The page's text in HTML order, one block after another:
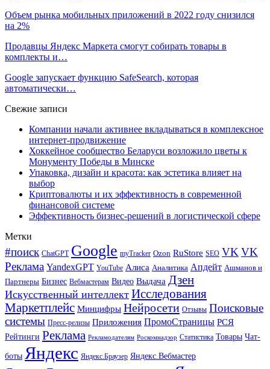
Объем рынка мобильных приложений в 2022 году снизился
на 2%
Продавцы Яндекс Маркета смогут собирать товары в
комплекты и…
Google запускает функцию SafeSearch, которая
автоматически…
Свежие записи
Компании начали активнее вкладываться в комплексное
интернет-продвижение
Хоккейное сообщество Беларуси возложило цветы к
Монументу Победы в Минске
Упаковка, дизайн и красота: как эстетика влияет на
выбор
Криптовалюты и их эффективность в современной
финансовой системе
Эффективность бизнес-решений в логистической сфере
Метки
#поиск ChatGPT Google myTracker Ozon RuStore SEO VK VK
Реклама YandexGPT YouTube Алиса Аналитика Апдейт Ашманов и
Партнеры Бизнес Вебмастерам Видео Выдача Дзен
Искусственный интеллект Исследования
Маркетплейс Минцифры Нейросети Отзывы Поисковые
системы Пресс-релизы Приложения ПромоСтраницы РСЯ
Рейтинги Реклама Рекламодателям Роскомнадзор Статистика Товары Чат-
боты Яндекс Яндекс.Браузер Яндекс.Вебмастер